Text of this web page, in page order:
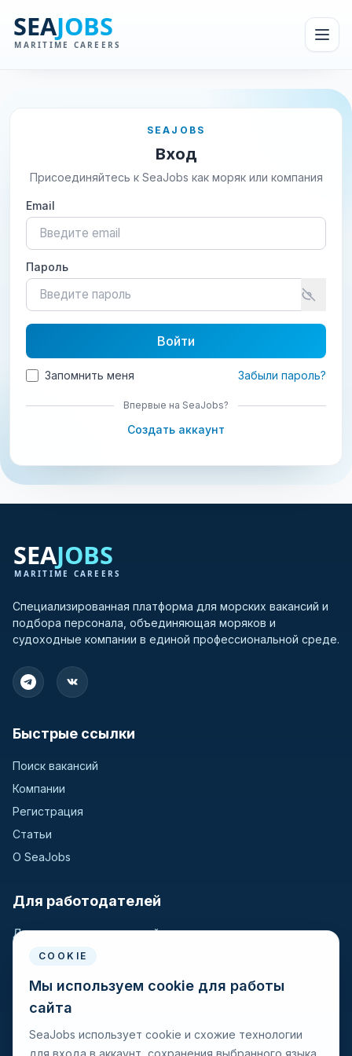
SEAJOBS
Вход
Присоединяйтесь к SeaJobs как моряк или компания
Email
Пароль
Войти
Запомнить меня Забыли пароль?
Впервые на SeaJobs?
Создать аккаунт
Специализированная платформа для морских вакансий и
подбора персонала, объединяющая моряков и
судоходные компании в единой профессиональной среде.
Быстрые ссылки
Поиск вакансий
Компании
Регистрация
Статьи
О SeaJobs
Для работодателей
Для крюинговых компаний
Разместить вакансию
Поиск кандидатов
COOKIE
Мы используем cookie для работы
сайта
SeaJobs использует cookie и схожие технологии
для входа в аккаунт, сохранения выбранного языка,